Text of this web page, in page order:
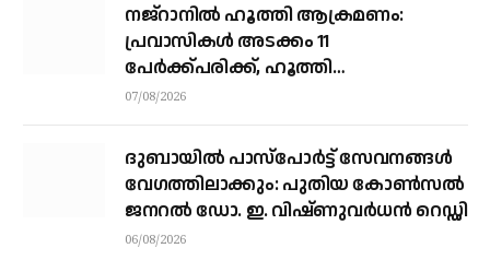
നജ്‌റാനില്‍ ഹൂത്തി ആക്രമണം:
പ്രവാസികള്‍ അടക്കം 11
പേർക്ക്പരിക്ക്, ഹൂത്തി
ആക്രമണത്തില്‍ 17 യെമന്‍
07/08/2026
ദുബായിൽ പാസ്‌പോർട്ട് സേവനങ്ങൾ
വേഗത്തിലാക്കും: പുതിയ കോൺസൽ
ജനറൽ ഡോ. ഇ. വിഷ്ണുവർധൻ റെഡ്ഡി
06/08/2026